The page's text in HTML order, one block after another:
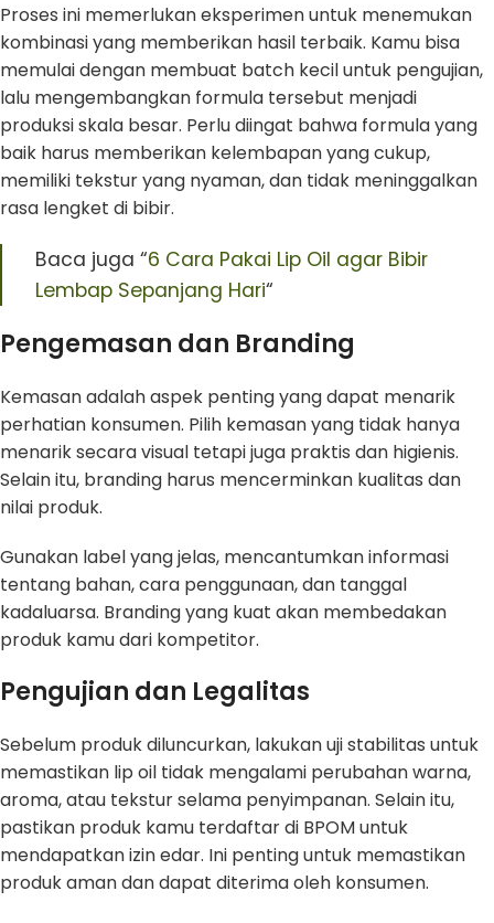
Proses ini memerlukan eksperimen untuk menemukan
kombinasi yang memberikan hasil terbaik. Kamu bisa
memulai dengan membuat batch kecil untuk pengujian,
lalu mengembangkan formula tersebut menjadi
produksi skala besar. Perlu diingat bahwa formula yang
baik harus memberikan kelembapan yang cukup,
memiliki tekstur yang nyaman, dan tidak meninggalkan
rasa lengket di bibir.
Baca juga “6 Cara Pakai Lip Oil agar Bibir
Lembap Sepanjang Hari“
Pengemasan dan Branding
Kemasan adalah aspek penting yang dapat menarik
perhatian konsumen. Pilih kemasan yang tidak hanya
menarik secara visual tetapi juga praktis dan higienis.
Selain itu, branding harus mencerminkan kualitas dan
nilai produk.
Gunakan label yang jelas, mencantumkan informasi
tentang bahan, cara penggunaan, dan tanggal
kadaluarsa. Branding yang kuat akan membedakan
produk kamu dari kompetitor.
Pengujian dan Legalitas
Sebelum produk diluncurkan, lakukan uji stabilitas untuk
memastikan lip oil tidak mengalami perubahan warna,
aroma, atau tekstur selama penyimpanan. Selain itu,
pastikan produk kamu terdaftar di BPOM untuk
mendapatkan izin edar. Ini penting untuk memastikan
produk aman dan dapat diterima oleh konsumen.